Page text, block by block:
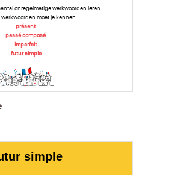
onregelmatige werkwoorden leren.
moet je kennen:
présent
passé composé
imparfait
futur simple
simple